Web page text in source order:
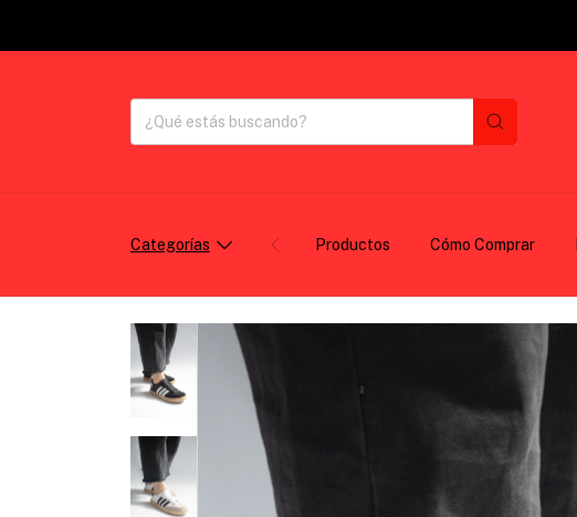
Categorías Productos Cómo Comprar